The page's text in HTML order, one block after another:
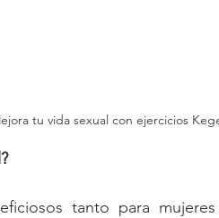
tu vida sexual con ejercicios
tanto para